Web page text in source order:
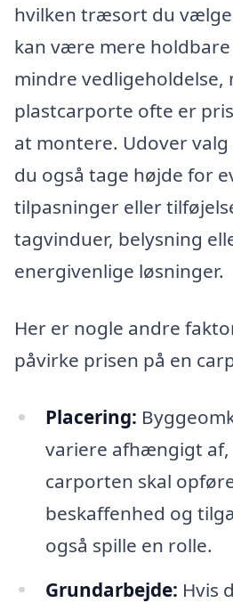
hvilken træsort du
kan være mere
mindre vedligeholdelse,
plastcarporte ofte er
at montere. Udover
du også tage højde for
tilpasninger eller
tagvinduer, belysning
energivenlige løsninger.
Her er nogle andre
påvirke prisen på en
Placering:
variere afhængigt
carporten skal
beskaffenhed og
også spille en rolle.
Grundarbejde: Hvis